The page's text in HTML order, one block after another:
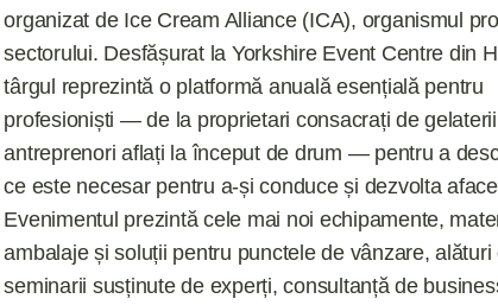
organizat de Ice Cream Alliance (ICA), organismul
sectorului. Desfășurat la Yorkshire Event Centre din
târgul reprezintă o platformă anuală esențială pentru
profesioniști — de la proprietari consacrați de
antreprenori aflați la început de drum — pentru a
ce este necesar pentru a-și conduce și dezvolta
Evenimentul prezintă cele mai noi echipamente,
ambalaje și soluții pentru punctele de vânzare, alături
seminarii susținute de experți, consultanță de